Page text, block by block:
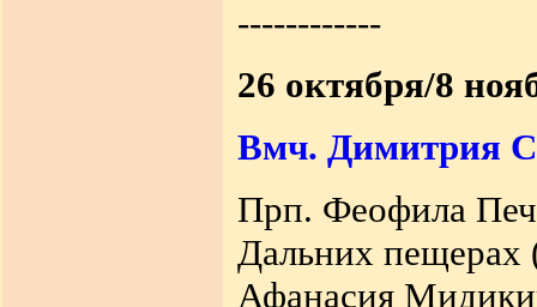
------------
26 октября/8
Вмч. Димитрия
Прп. Феофила
Дальних
Афанасия